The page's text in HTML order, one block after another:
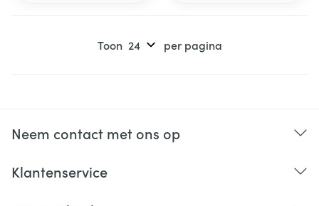
Toon per pagina
Neem contact met ons op
Klantenservice